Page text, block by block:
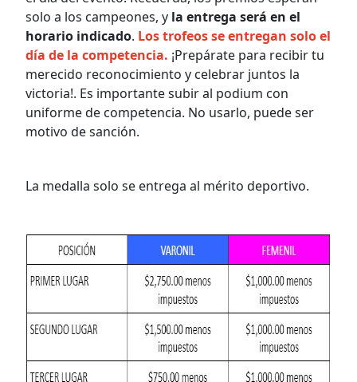
solo a los campeones, y la entrega será en el
horario indicado. Los trofeos se entregan solo el
día de la competencia. ¡Prepárate para recibir tu
merecido reconocimiento y celebrar juntos la
victoria!. Es importante subir al podium con
uniforme de competencia. No usarlo, puede ser
motivo de sanción.
La medalla solo se entrega al mérito deportivo.